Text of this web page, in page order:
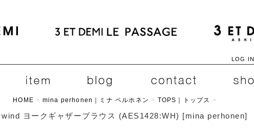
LOG IN
HOME > mina perhonen｜ミナ ペルホネン > TOPS｜トップス >
ヨークギャザーブラウス (AES1428:WH) [mina perhonen]